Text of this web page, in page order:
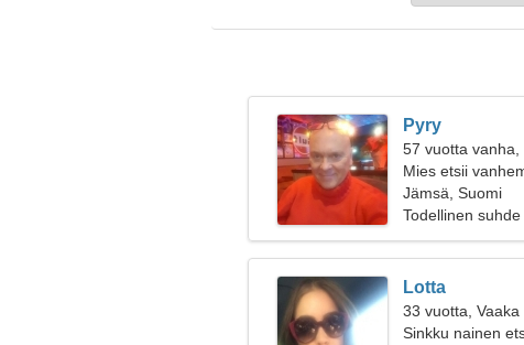
Pyry
57 vuotta vanha,
Mies etsii
Jämsä, Suomi
Todellinen suhde
Lotta
33 vuotta, Vaaka
Sinkku nainen